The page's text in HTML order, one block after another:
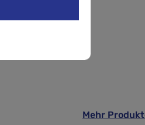
Mehr